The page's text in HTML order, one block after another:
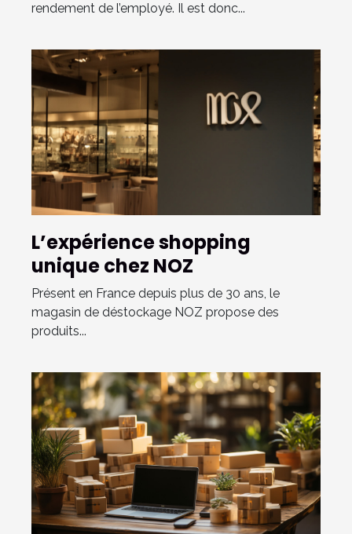
rendement de l’employé. Il est donc...
L’expérience shopping
unique chez NOZ
Présent en France depuis plus de 30 ans, le
magasin de déstockage NOZ propose des
produits...